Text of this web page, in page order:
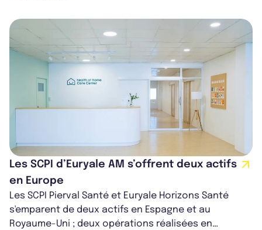
Les SCPI d’Euryale AM s’offrent deux actifs
en Europe
Les SCPI Pierval Santé et Euryale Horizons Santé
s'emparent de deux actifs en Espagne et au
Royaume-Uni ; deux opérations réalisées en